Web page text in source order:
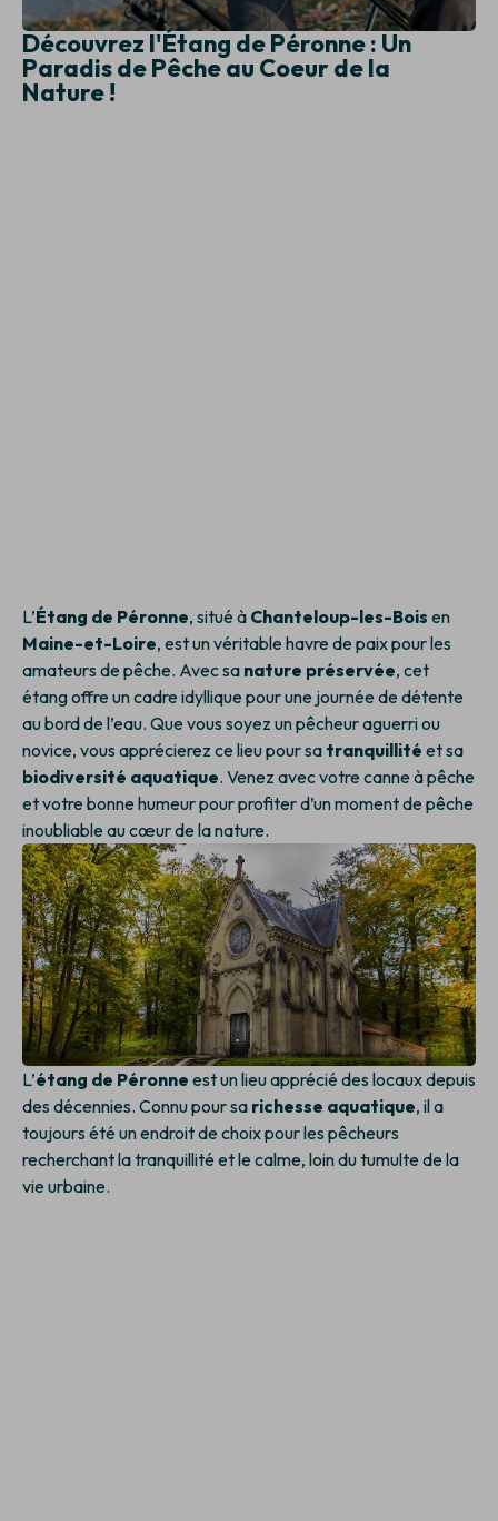
Découvrez l'Étang de Péronne : Un
Paradis de Pêche au Coeur de la
Nature !
L’Étang de Péronne, situé à Chanteloup-les-Bois en
Maine-et-Loire, est un véritable havre de paix pour les
amateurs de pêche. Avec sa nature préservée, cet
étang offre un cadre idyllique pour une journée de détente
au bord de l’eau. Que vous soyez un pêcheur aguerri ou
novice, vous apprécierez ce lieu pour sa tranquillité et sa
biodiversité aquatique. Venez avec votre canne à pêche
et votre bonne humeur pour profiter d’un moment de pêche
inoubliable au cœur de la nature.
L’étang de Péronne est un lieu apprécié des locaux depuis
des décennies. Connu pour sa richesse aquatique, il a
toujours été un endroit de choix pour les pêcheurs
recherchant la tranquillité et le calme, loin du tumulte de la
vie urbaine.